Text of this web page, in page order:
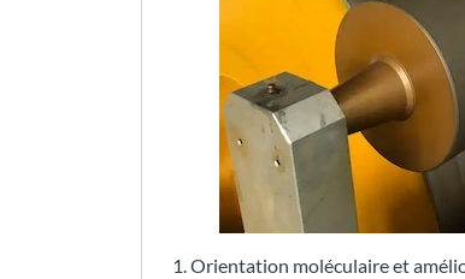
1. Orientation moléculaire et